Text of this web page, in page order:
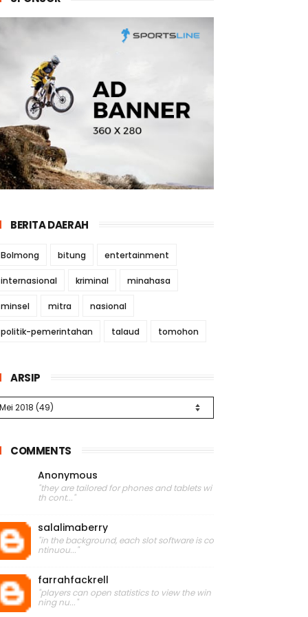
BERITA DAERAH
Bolmong bitung entertainment
internasional kriminal minahasa
minsel mitra nasional
politik-pemerintahan talaud tomohon
ARSIP
COMMENTS
Anonymous
"they are tailored for phones and tablets wi
th cont..."
salalimaberry
"in the background, each slot software is co
ntinuou..."
farrahfackrell
"players can open statistics to view the win
ning nu..."